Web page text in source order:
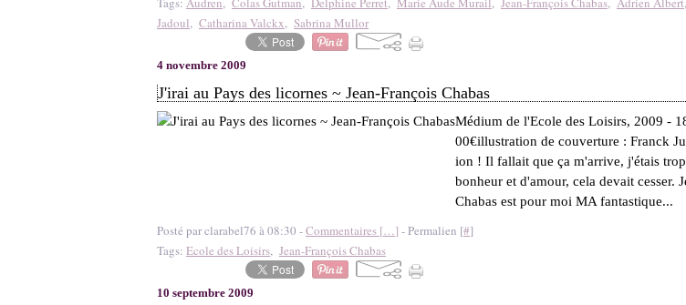
Jadoul, Catharina Valckx, Sabrina Mullor
4 novembre 2009
J'irai au Pays des licornes ~ Jean-François Chabas
Médium de l'Ecole des Loisirs, 2009 -
00€illustration de couverture : Franck
ion ! Il fallait que ça m'arrive, j'étais
bonheur et d'amour, cela devait cesser.
Chabas est pour moi MA fantastique...
Posté par clarabel76 à 08:30 -Commentaires […] - Permalien [#]
Tags: Ecole des Loisirs, Jean-François Chabas
10 septembre 2009